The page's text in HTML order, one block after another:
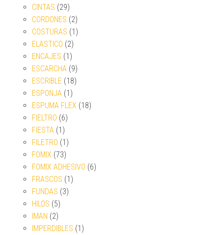
CINTAS (29)
CORDONES (2)
COSTURAS (1)
ELASTICO (2)
ENCAJES (1)
ESCARCHA (9)
ESCRIBLE (18)
ESPONJA (1)
ESPUMA FLEX (18)
FIELTRO (6)
FIESTA (1)
FILETRO (1)
FOMIX (73)
FOMIX ADHESIVO (6)
FRASCOS (1)
FUNDAS (3)
HILOS (5)
IMAN (2)
IMPERDIBLES (1)